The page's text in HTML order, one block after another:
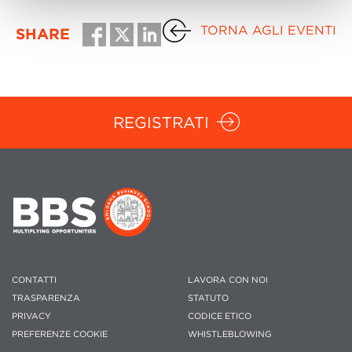
SHARE TORNA AGLI EVENTI
REGISTRATI
CONTATTI
TRASPARENZA
PRIVACY
PREFERENZE COOKIE
LAVORA CON NOI
STATUTO
CODICE ETICO
WHISTLEBLOWING